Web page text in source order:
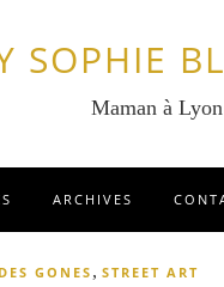
SOPHIE
Maman à
ARCHIVES
GONES , STREET ART